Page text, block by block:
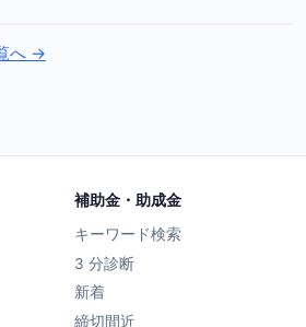
へ →
補助金・助成金
キーワード検索
3 分診断
新着
締切間近